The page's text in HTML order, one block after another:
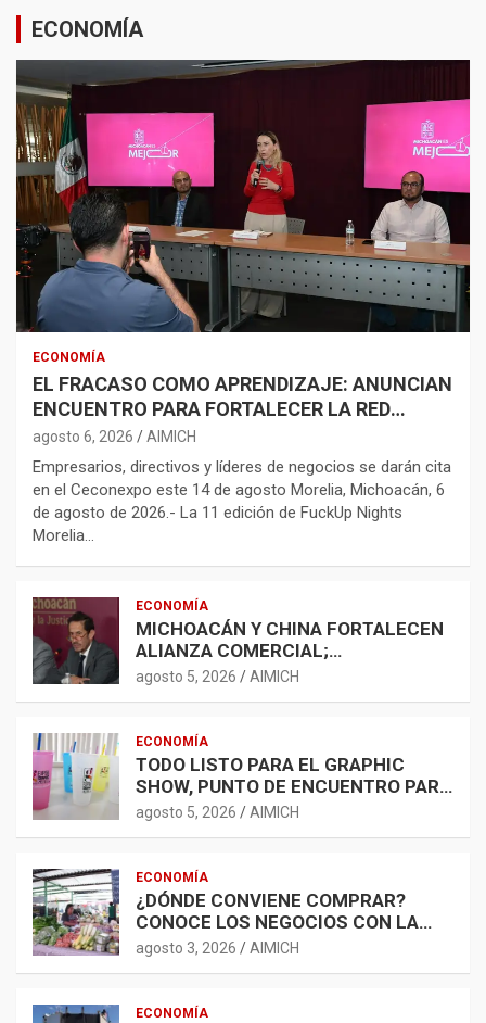
ECONOMÍA
ECONOMÍA
EL FRACASO COMO APRENDIZAJE: ANUNCIAN
ENCUENTRO PARA FORTALECER LA RED
EMPRENDEDORA
agosto 6, 2026 AIMICH
Empresarios, directivos y líderes de negocios se darán cita
en el Ceconexpo este 14 de agosto Morelia, Michoacán, 6
de agosto de 2026.- La 11 edición de FuckUp Nights
Morelia…
ECONOMÍA
MICHOACÁN Y CHINA FORTALECEN
ALIANZA COMERCIAL;
AGROINDUSTRIA, TECNOLOGÍA Y
agosto 5, 2026 AIMICH
ECONOMÍA
TODO LISTO PARA EL GRAPHIC
SHOW, PUNTO DE ENCUENTRO PARA
LA INDUSTRIA GRÁFICA Y EL
agosto 5, 2026 AIMICH
ECONOMÍA
¿DÓNDE CONVIENE COMPRAR?
CONOCE LOS NEGOCIOS CON LA
CANASTA BÁSICA MÁS ACCESIBLE
agosto 3, 2026 AIMICH
ECONOMÍA